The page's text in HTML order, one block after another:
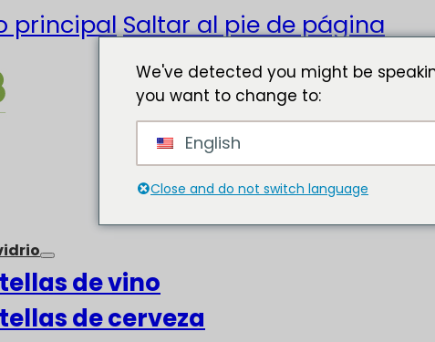
principalSaltar al pie de página
de vino
de cerveza
We've detected you might be
you want to change to:
English
Close and do not switch language